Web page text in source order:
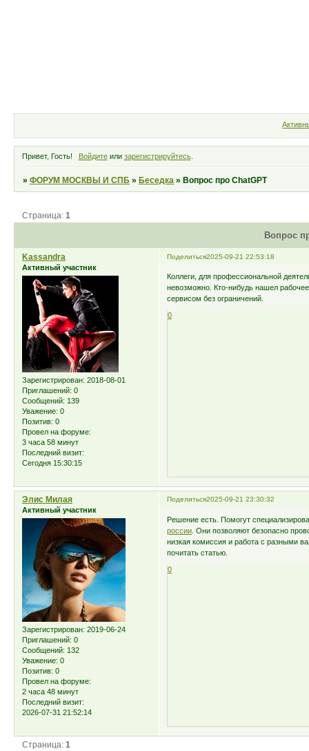
Привет, Гость! Войдитеили зарегистрируйтесь.
»ФОРУМ МОСКВЫ И СПБ »Беседка »Вопрос про ChatGPT
Вопрос
Страница:1
Поделиться2025-09-21 22:53:18
Kassandra
Активный участник
Зарегистрирован: 2018-08-01
Приглашений: 0
Сообщений: 139
Уважение: 0
Позитив: 0
Провел на форуме:
3 часа 58 минут
Последний визит:
Сегодня 15:30:15
Коллеги, для профессиональной
невозможно. Кто-нибудь нашел
сервисом без ограничений.
0
Поделиться2025-09-21 23:30:32
Элис Милая
Активный участник
Зарегистрирован: 2019-06-24
Приглашений: 0
Сообщений: 132
Уважение: 0
Позитив: 0
Провел на форуме:
2 часа 48 минут
Последний визит:
2026-07-31 21:52:14
Решение есть. Помогут
россии . Они позволяют безопасно
низкая комиссия и работа с разными
почитать статью.
0
Страница:1